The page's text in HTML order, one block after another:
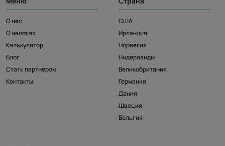
О нас
О налогах
Калькулятор
Блог
Стать партнером
Контакты
США
Ирландия
Норвегия
Нидерланды
Великобритания
Германия
Дания
Швеция
Бельгия